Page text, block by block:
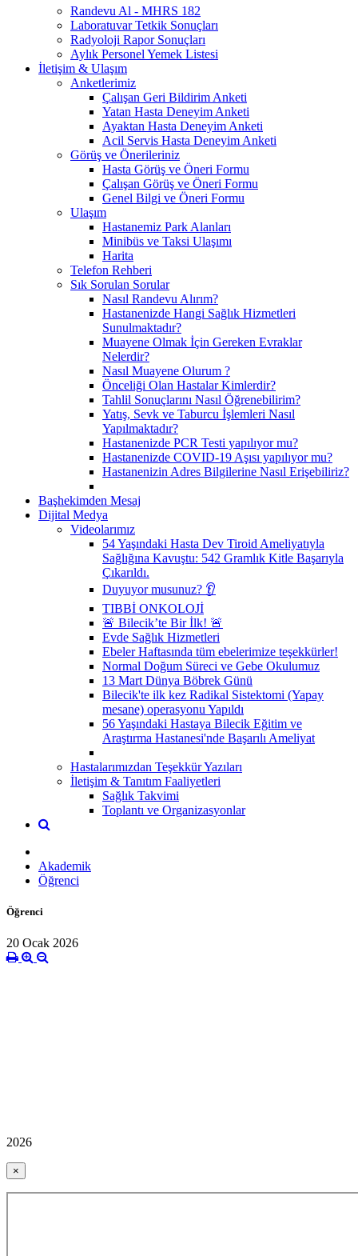
Randevu Al - MHRS 182
Laboratuvar Tetkik Sonuçları
Radyoloji Rapor Sonuçları
Aylık Personel Yemek Listesi
İletişim & Ulaşım
Anketlerimiz
Çalışan Geri Bildirim Anketi
Yatan Hasta Deneyim Anketi
Ayaktan Hasta Deneyim Anketi
Acil Servis Hasta Deneyim Anketi
Görüş ve Önerileriniz
Hasta Görüş ve Öneri Formu
Çalışan Görüş ve Öneri Formu
Genel Bilgi ve Öneri Formu
Ulaşım
Hastanemiz Park Alanları
Minibüs ve Taksi Ulaşımı
Harita
Telefon Rehberi
Sık Sorulan Sorular
Nasıl Randevu Alırım?
Hastanenizde Hangi Sağlık Hizmetleri
Sunulmaktadır?
Muayene Olmak İçin Gereken Evraklar
Nelerdir?
Nasıl Muayene Olurum ?
Önceliği Olan Hastalar Kimlerdir?
Tahlil Sonuçlarını Nasıl Öğrenebilirim?
Yatış, Sevk ve Taburcu İşlemleri Nasıl
Yapılmaktadır?
Hastanenizde PCR Testi yapılıyor mu?
Hastanenizde COVID-19 Aşısı yapılıyor mu?
Hastanenizin Adres Bilgilerine Nasıl Erişebiliriz?
Başhekimden Mesaj
Dijital Medya
Videolarımız
54 Yaşındaki Hasta Dev Tiroid Ameliyatıyla
Sağlığına Kavuştu: 542 Gramlık Kitle Başarıyla
Çıkarıldı.
Duyuyor musunuz? 👂
TIBBİ ONKOLOJİ
🚨 Bilecik’te Bir İlk! 🚨
Evde Sağlık Hizmetleri
Ebeler Haftasında tüm ebelerimize teşekkürler!
Normal Doğum Süreci ve Gebe Okulumuz
13 Mart Dünya Böbrek Günü
Bilecik'te ilk kez Radikal Sistektomi (Yapay
mesane) operasyonu Yapıldı
56 Yaşındaki Hastaya Bilecik Eğitim ve
Araştırma Hastanesi'nde Başarılı Ameliyat
Hastalarımızdan Teşekkür Yazıları
İletişim & Tanıtım Faaliyetleri
Sağlık Takvimi
Toplantı ve Organizasyonlar
Akademik
Öğrenci
Öğrenci
20 Ocak 2026
2026
×